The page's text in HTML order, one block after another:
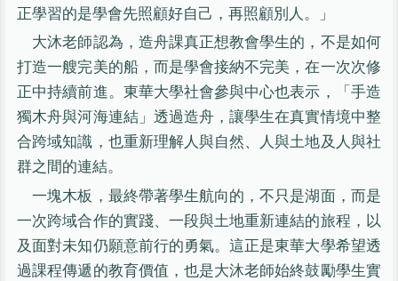
正學習的是學會先照顧好自己，再照顧別人。」
大沐老師認為，造舟課真正想教會學生的，不是如何
打造一艘完美的船，而是學會接納不完美，在一次次修
正中持續前進。東華大學社會參與中心也表示，「手造
獨木舟與河海連結」透過造舟，讓學生在真實情境中整
合跨域知識，也重新理解人與自然、人與土地及人與社
群之間的連結。
一塊木板，最終帶著學生航向的，不只是湖面，而是
一次跨域合作的實踐、一段與土地重新連結的旅程，以
及面對未知仍願意前行的勇氣。這正是東華大學希望透
過課程傳遞的教育價值，也是大沐老師始終鼓勵學生實